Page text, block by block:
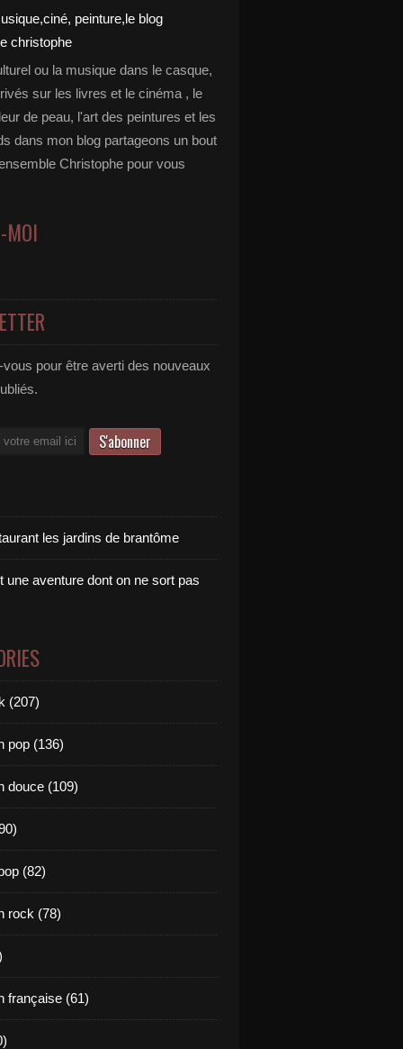
ou la musique dans le casque,
sur les livres et le cinéma , le
de peau, l'art des peintures et les
dans mon blog partageons un bout
Christophe pour vous
MOI
pour être averti des nouveaux
les jardins de brantôme
une aventure dont on ne sort pas
(207)
pop (136)
douce (109)
(82)
rock (78)
française (61)